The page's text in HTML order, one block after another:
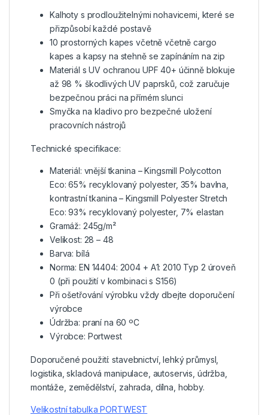
Kalhoty s prodloužitelnými nohavicemi, které se
přizpůsobí každé postavě
10 prostorných kapes včetně včetně cargo
kapes a kapsy na stehně se zapínáním na zip
Materiál s UV ochranou UPF 40+ účinně blokuje
až 98 % škodlivých UV paprsků, což zaručuje
bezpečnou práci na přímém slunci
Smyčka na kladivo pro bezpečné uložení
pracovních nástrojů
Technické specifikace:
Materiál: vnější tkanina – Kingsmill Polycotton
Eco: 65% recyklovaný polyester, 35% bavlna,
kontrastní tkanina – Kingsmill Polyester Stretch
Eco: 93% recyklovaný polyester, 7% elastan
Gramáž: 245g/m²
Velikost: 28 – 48
Barva: bílá
Norma: EN 14404: 2004 + A1: 2010 Typ 2 úroveň
0 (při použití v kombinaci s S156)
Při ošetřování výrobku vždy dbejte doporučení
výrobce
Údržba: praní na 60 ºC
Výrobce: Portwest
Doporučené použití: stavebnictví, lehký průmysl,
logistika, skladová manipulace, autoservis, údržba,
montáže, zemědělství, zahrada, dílna, hobby.
Velikostní tabulka PORTWEST